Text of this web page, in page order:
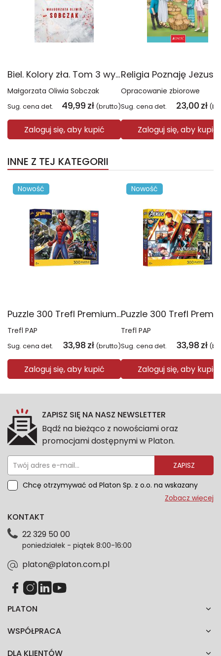
Biel. Kolory zła. Tom 3 wyd. 2025
Małgorzata Oliwia Sobczak
Sug. cena det. 49,99 zł (brutto)
Zaloguj się, aby kupić
Opracowanie zbiorowe
Sug. cena det. 23,00 zł
Zaloguj się, aby kupić
INNE Z TEJ KATEGORII
Nowość
Puzzle 300 Trefl Premium Plus Kids Disney Marvel Spiderman ukryty bohater 23047
Trefl PAP
Sug. cena det. 33,98 zł (brutto)
Zaloguj się, aby kupić
Nowość
Trefl PAP
Sug. cena det. 33,98 zł
Zaloguj się, aby kupić
ZAPISZ SIĘ NA NASZ NEWSLETTER
Bądź na bieżąco z nowościami oraz
promocjami dostępnymi w Platon.
ZAPISZ
Chcę otrzymywać od Platon Sp. z o.o. na wskazany
przeze mnie adres e-mail informacje marketingowe
dotyczące danych osobowych znajdziesz w naszej
każdym czasie. Wycofanie zgody nie wpłynie na
zgodność z prawem przetwarzania dokonanego przed
Zobacz więcej
PLATON
WSPÓŁPRACA
DLA KLIENTÓW
KONTAKT
22 329 50 00
poniedziałek - piątek 8:00-16:00
platon@platon.com.pl